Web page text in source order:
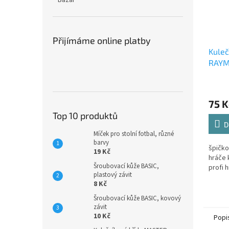
Přijímáme online platby
Top 10 produktů
Míček pro stolní fotbal, různé
barvy
19 Kč
Šroubovací kůže BASIC,
plastový závit
8 Kč
Šroubovací kůže BASIC, kovový
závit
10 Kč
75
hráče
profi